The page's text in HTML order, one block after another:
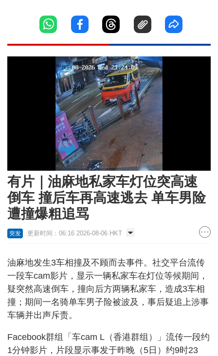
Loaded
97.86%
有片｜油麻地私家车灯位突高速
倒车 撞后车再高速逃去 单车男险
遭撞爆粗追骂
突发 更新时间：06:16 2026-08-06 HKT
油麻地发生3车相撞及不顾而去事件。社交平台流传
一段车cam影片，显示一辆私家车在灯位等候期间，
疑突然高速倒车，撞向后方两辆私家车，造成3车相
撞；期间一名骑单车男子险被波及，事后疑追上涉事
车辆并出声斥责。
Facebook群组「车cam L（香港群组）」流传一段约
1分钟影片，片段显示事发于昨晚（5日）约9时23